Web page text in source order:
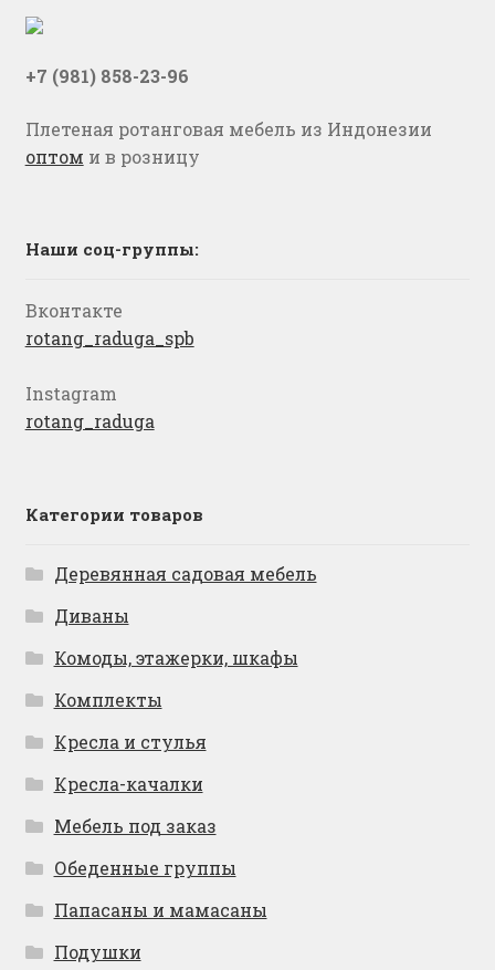
+7 (981) 858-23-96
Плетеная ротанговая мебель из Индонезии
оптом и в розницу
Наши соц-группы:
Вконтакте
rotang_raduga_spb
Instagram
rotang_raduga
Категории товаров
Деревянная садовая мебель
Диваны
Комоды, этажерки, шкафы
Комплекты
Кресла и стулья
Кресла-качалки
Мебель под заказ
Обеденные группы
Папасаны и мамасаны
Подушки